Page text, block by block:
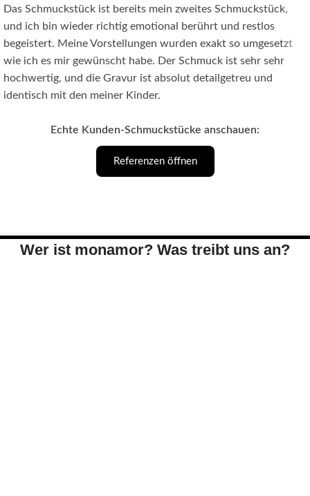
Das Schmuckstück ist bereits mein zweites Schmuckstück,
und ich bin wieder richtig emotional berührt und restlos
begeistert. Meine Vorstellungen wurden exakt so umgesetzt
wie ich es mir gewünscht habe. Der Schmuck ist sehr sehr
hochwertig, und die Gravur ist absolut detailgetreu und
identisch mit den meiner Kinder.
Echte Kunden-Schmuckstücke anschauen:
Referenzen öffnen
Wer ist monamor? Was treibt uns an?